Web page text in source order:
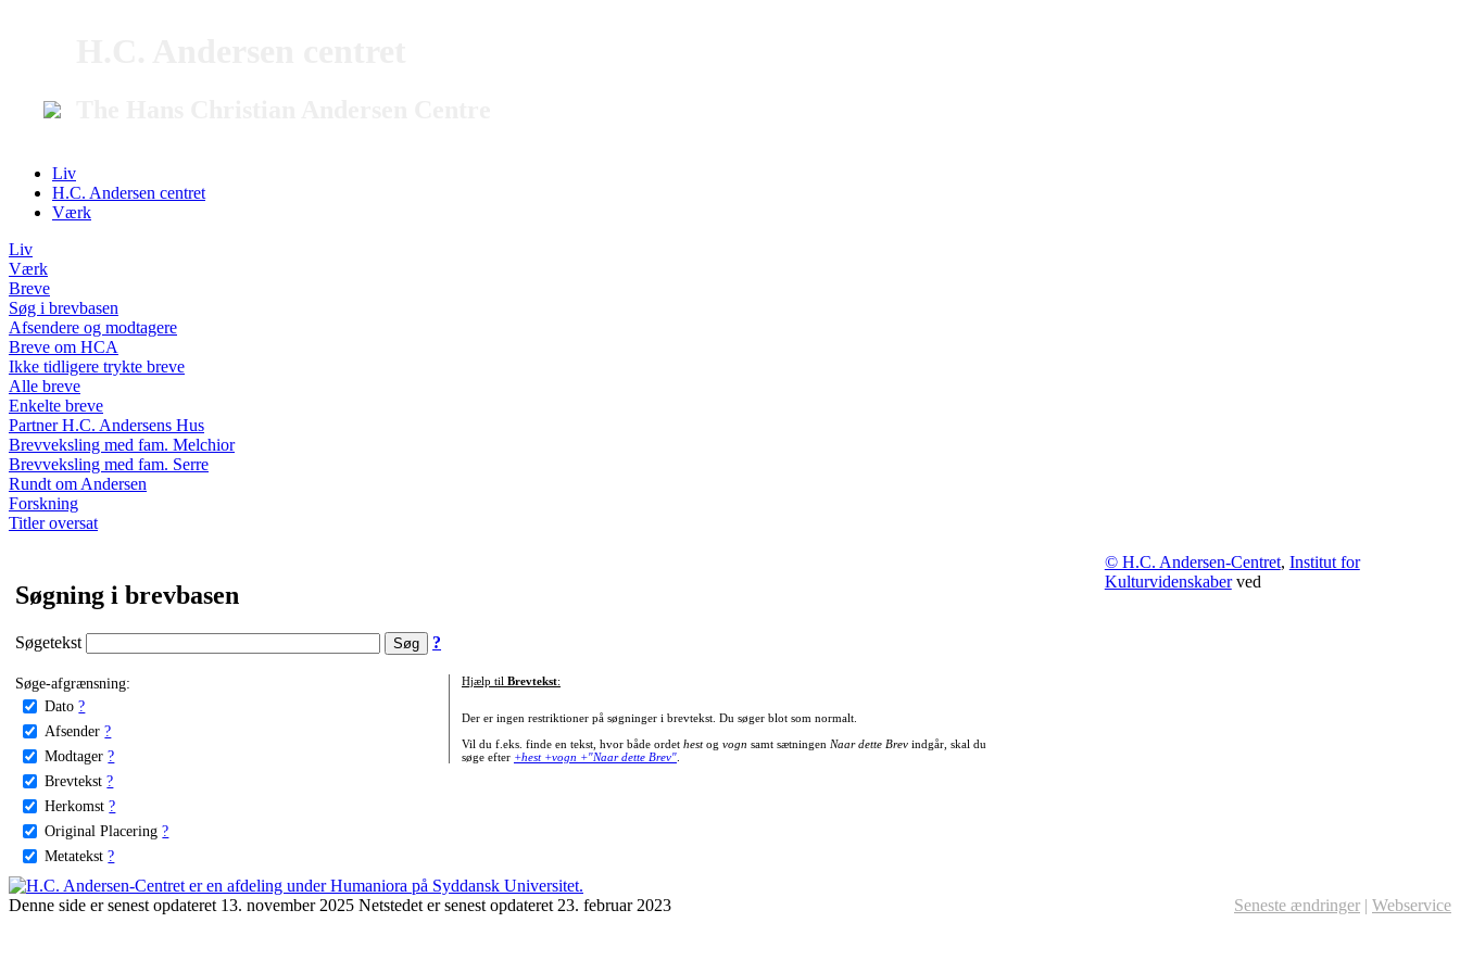
Liv
H.C. Andersen centret
Værk
Liv
Værk
Breve
Søg i brevbasen
Afsendere og modtagere
Breve om HCA
Ikke tidligere trykte breve
Alle breve
Enkelte breve
Partner H.C. Andersens Hus
Brevveksling med fam. Melchior
Brevveksling med fam. Serre
Rundt om Andersen
Forskning
Titler oversat
Søgning i brevbasen
Søgetekst ?
Søge-afgrænsning:
Dato ?
Afsender ?
Modtager ?
Brevtekst ?
Herkomst ?
Original Placering ?
Metatekst ?
Hjælp til Brevtekst:
Der er ingen restriktioner på søgninger i brevtekst. Du søger blot som normalt.
Vil du f.eks. finde en tekst, hvor både ordet hestog vogn samt sætningen Naar dette Brevindgår, skal du
søge efter +hest +vogn +"Naar dette Brev".
© H.C. Andersen-Centret, Institut for
Kulturvidenskaberved
Denne side er senest opdateret 13. november 2025 Netstedet er senest opdateret 23. februar 2023 Seneste ændringer | Webservice